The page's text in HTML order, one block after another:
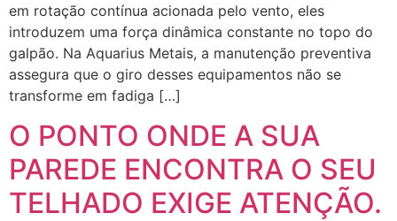
em rotação contínua acionada pelo vento, eles
introduzem uma força dinâmica constante no topo do
galpão. Na Aquarius Metais, a manutenção preventiva
assegura que o giro desses equipamentos não se
transforme em fadiga […]
O PONTO ONDE A SUA
PAREDE ENCONTRA O SEU
TELHADO EXIGE ATENÇÃO.